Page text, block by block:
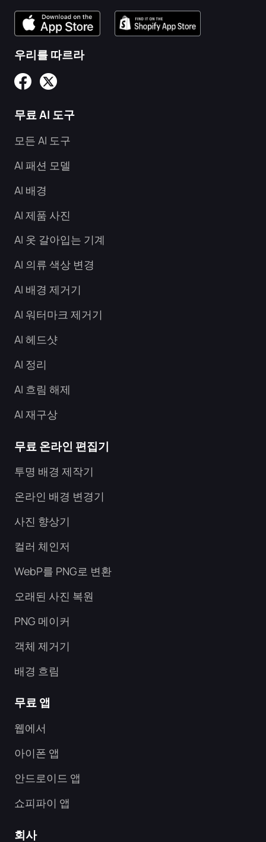
우리를 따르라
무료 AI 도구
모든 AI 도구
AI 패션 모델
AI 배경
AI 제품 사진
AI 옷 갈아입는 기계
AI 의류 색상 변경
AI 배경 제거기
AI 워터마크 제거기
AI 헤드샷
AI 정리
AI 흐림 해제
AI 재구상
무료 온라인 편집기
투명 배경 제작기
온라인 배경 변경기
사진 향상기
컬러 체인저
WebP를 PNG로 변환
오래된 사진 복원
PNG 메이커
객체 제거기
배경 흐림
무료 앱
웹에서
아이폰 앱
안드로이드 앱
쇼피파이 앱
회사